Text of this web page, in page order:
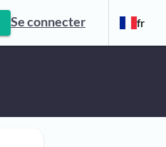
Se connecter fr